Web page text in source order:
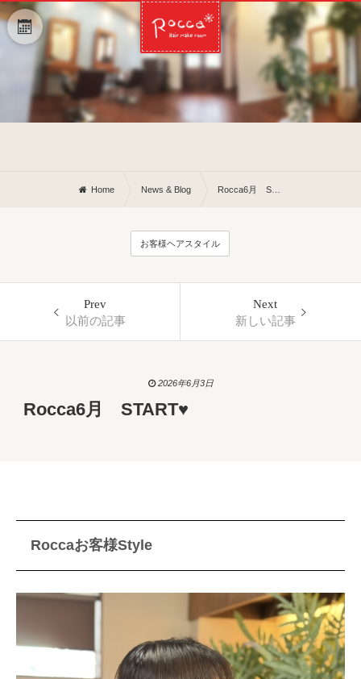
Home News & Blog Rocca6月 START♥
お客様ヘアスタイル
Prev
以前の記事
Next
新しい記事
2026年6月3日
Rocca6月 START♥
Roccaお客様Style